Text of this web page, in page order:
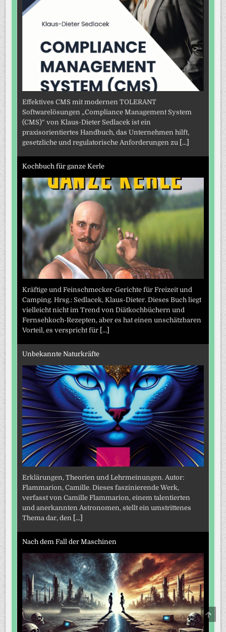
Effektives CMS mit modernen TOLERANT
Softwarelösungen „Compliance Management System
(CMS)“ von Klaus-Dieter Sedlacek ist ein
praxisorientiertes Handbuch, das Unternehmen hilft,
gesetzliche und regulatorische Anforderungen zu [...]
Kochbuch für ganze Kerle
Kräftige und Feinschmecker-Gerichte für Freizeit und
Camping. Hrsg.: Sedlacek, Klaus-Dieter. Dieses Buch liegt
vielleicht nicht im Trend von Diätkochbüchern und
Fernsehkoch-Rezepten, aber es hat einen unschätzbaren
Vorteil, es verspricht für [...]
Unbekannte Naturkräfte
Erklärungen, Theorien und Lehrmeinungen. Autor:
Flammarion, Camille. Dieses faszinierende Werk,
verfasst von Camille Flammarion, einem talentierten
und anerkannten Astronomen, stellt ein umstrittenes
Thema dar, den [...]
Nach dem Fall der Maschinen
TO
TOP